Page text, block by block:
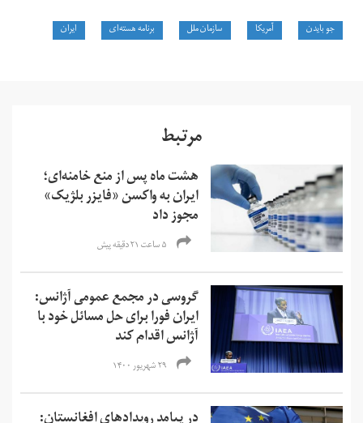
جو بایدن آمریکا سازمان ملل برنامه هسته‌ای ایران
مرتبط
هشت ماه پس از منع خامنه‌ای؛
ایران به واکسن «فایزر بلژیک»
مجوز داد
۵ ساعت ۲۱ دقیقه پیش
گروسی در مجمع عمومی آژانس:
ایران فورا برای حل مسائل خود با
آژانس اقدام کند
۲۹ شهریور ۱۴۰۰